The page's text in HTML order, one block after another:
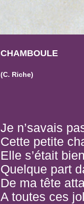
CHAMBOULE
(C. Riche)
Je n’savais
Cette petite
Elle s’était
Quelque part
De ma tête
A toutes ces